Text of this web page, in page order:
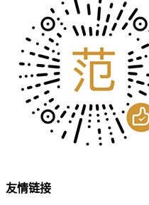
友情链接